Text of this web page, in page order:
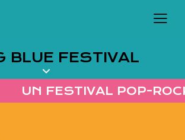
BLUE FESTIVAL
UN FESTIVAL POP-